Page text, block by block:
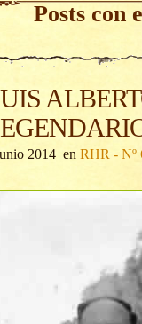
Posts con
2014 en RHR - Nº